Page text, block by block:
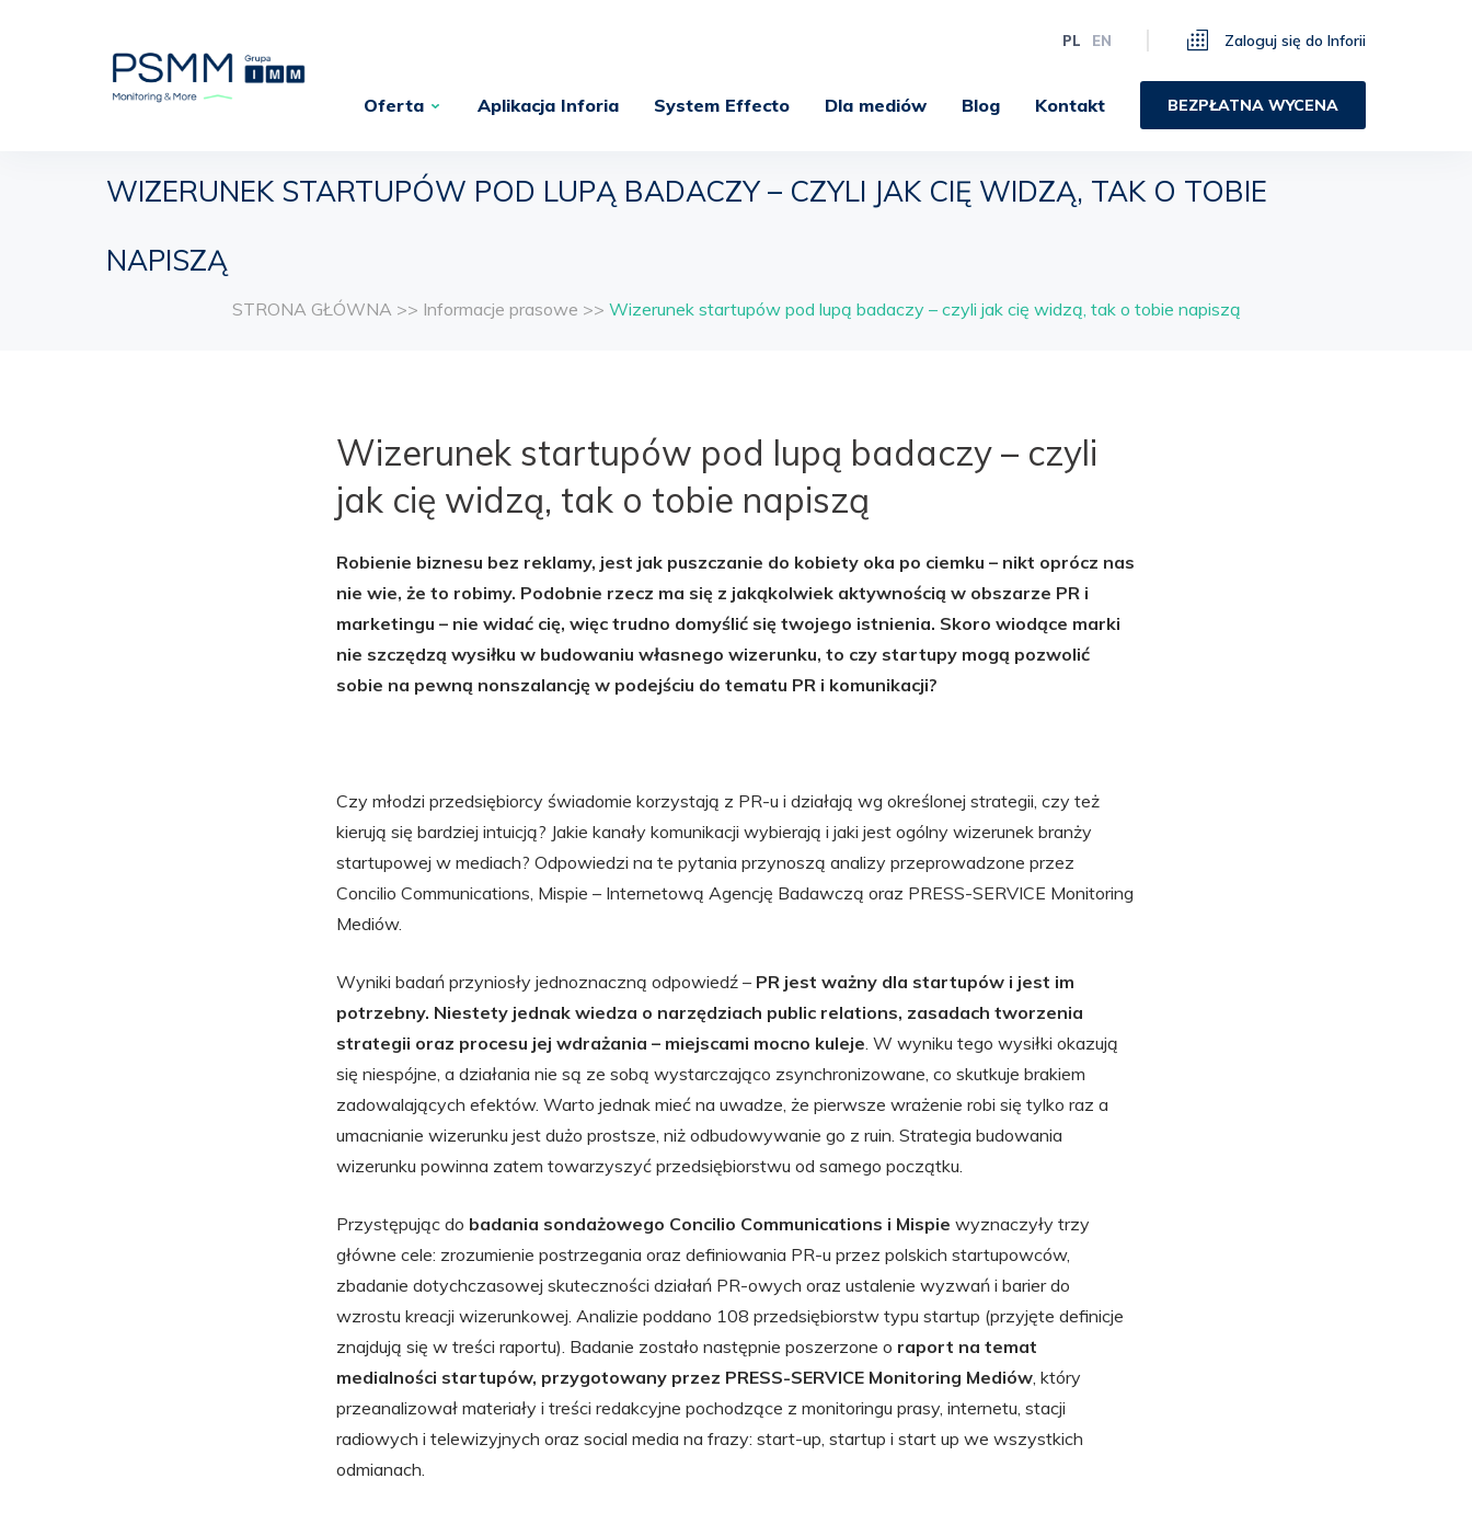
PL EN Zaloguj się do Inforii
Oferta Aplikacja Inforia System Effecto Dla mediów Blog Kontakt BEZPŁATNA WYCENA
WIZERUNEK STARTUPÓW POD LUPĄ BADACZY – CZYLI JAK CIĘ WIDZĄ, TAK O TOBIE
NAPISZĄ
STRONA GŁÓWNA >> Informacje prasowe >> Wizerunek startupów pod lupą badaczy – czyli jak cię widzą, tak o tobie napiszą
Wizerunek startupów pod lupą badaczy – czyli
jak cię widzą, tak o tobie napiszą
Robienie biznesu bez reklamy, jest jak puszczanie do kobiety oka po ciemku – nikt oprócz nas
nie wie, że to robimy. Podobnie rzecz ma się z jakąkolwiek aktywnością w obszarze PR i
marketingu – nie widać cię, więc trudno domyślić się twojego istnienia. Skoro wiodące marki
nie szczędzą wysiłku w budowaniu własnego wizerunku, to czy startupy mogą pozwolić
sobie na pewną nonszalancję w podejściu do tematu PR i komunikacji?
Czy młodzi przedsiębiorcy świadomie korzystają z PR-u i działają wg określonej strategii, czy też
kierują się bardziej intuicją? Jakie kanały komunikacji wybierają i jaki jest ogólny wizerunek branży
startupowej w mediach? Odpowiedzi na te pytania przynoszą analizy przeprowadzone przez
Concilio Communications, Mispie – Internetową Agencję Badawczą oraz PRESS-SERVICE Monitoring
Mediów.
Wyniki badań przyniosły jednoznaczną odpowiedź – PR jest ważny dla startupów i jest im
potrzebny. Niestety jednak wiedza o narzędziach public relations, zasadach tworzenia
strategii oraz procesu jej wdrażania – miejscami mocno kuleje. W wyniku tego wysiłki okazują
się niespójne, a działania nie są ze sobą wystarczająco zsynchronizowane, co skutkuje brakiem
zadowalających efektów. Warto jednak mieć na uwadze, że pierwsze wrażenie robi się tylko raz a
umacnianie wizerunku jest dużo prostsze, niż odbudowywanie go z ruin. Strategia budowania
wizerunku powinna zatem towarzyszyć przedsiębiorstwu od samego początku.
Przystępując do badania sondażowego Concilio Communications i Mispie wyznaczyły trzy
główne cele: zrozumienie postrzegania oraz definiowania PR-u przez polskich startupowców,
zbadanie dotychczasowej skuteczności działań PR-owych oraz ustalenie wyzwań i barier do
wzrostu kreacji wizerunkowej. Analizie poddano 108 przedsiębiorstw typu startup (przyjęte definicje
znajdują się w treści raportu). Badanie zostało następnie poszerzone o raport na temat
medialności startupów, przygotowany przez PRESS-SERVICE Monitoring Mediów, który
przeanalizował materiały i treści redakcyjne pochodzące z monitoringu prasy, internetu, stacji
radiowych i telewizyjnych oraz social media na frazy: start-up, startup i start up we wszystkich
odmianach.